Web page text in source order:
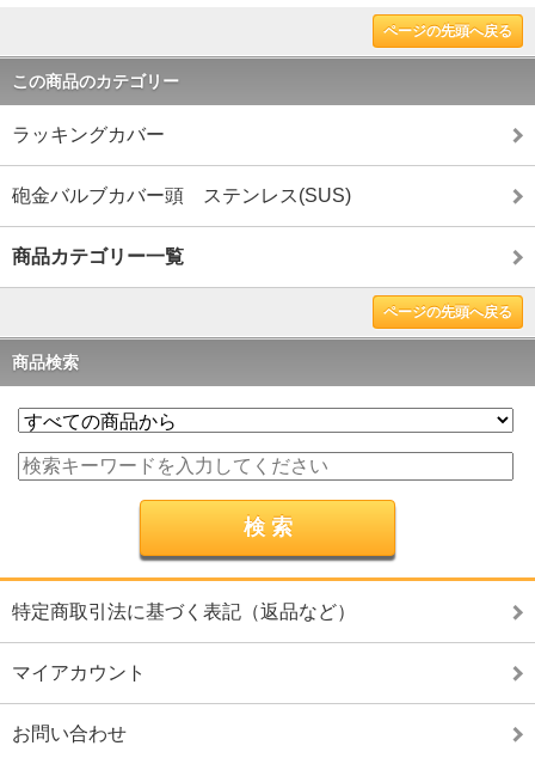
ページの先頭へ戻る
この商品のカテゴリー
ラッキングカバー
砲金バルブカバー頭 ステンレス(SUS)
商品カテゴリー一覧
ページの先頭へ戻る
商品検索
特定商取引法に基づく表記（返品など）
マイアカウント
お問い合わせ